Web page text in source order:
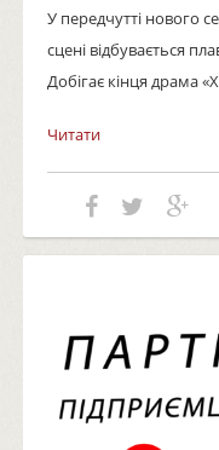
У передчутті нового
сцені відбувається
Добігає кінця драма
Читати